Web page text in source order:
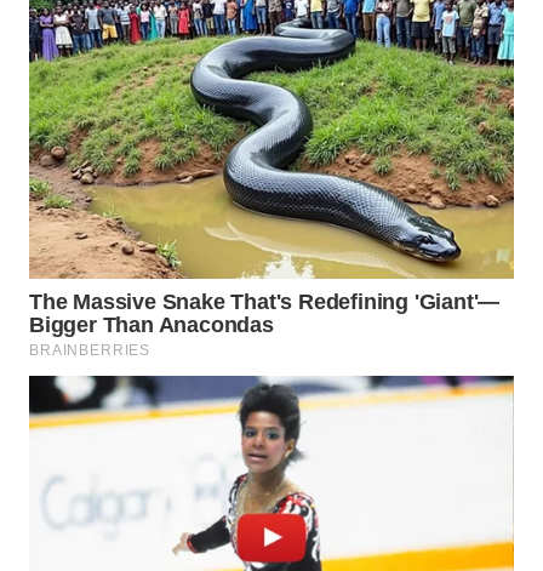
WN
TANGERANG
WN
BINJAI
WN
CIREBON
WN
INDRAMAYU
WN
KUNINGAN
MAJALENGKA